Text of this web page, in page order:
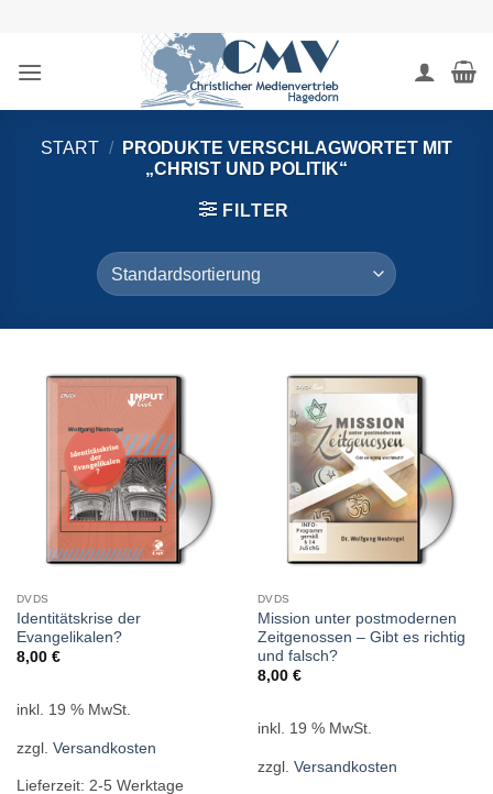
springen
START /
PRODUKTE VERSCHLAGWORTET MIT
„CHRIST UND POLITIK“
FILTER
DVDS
Identitätskrise der
Evangelikalen?
8,00 €
inkl. 19 % MwSt.
zzgl. Versandkosten
Lieferzeit: 2-5 Werktage
DVDS
Mission unter postmodernen
Zeitgenossen – Gibt es richtig
und falsch?
8,00 €
inkl. 19 % MwSt.
zzgl. Versandkosten